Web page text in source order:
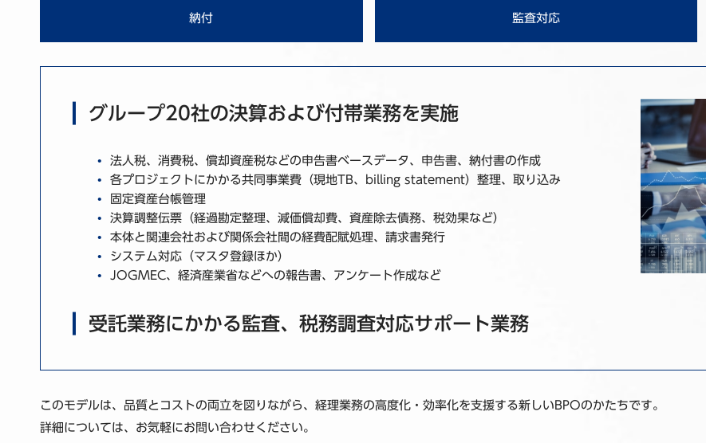
納付 監査対応
グループ20社の決算および付帯業務を実施
法人税、消費税、償却資産税などの申告書ベースデータ、申告書、納付書の作成
各プロジェクトにかかる共同事業費（現地TB、billing statement）整理、取り込み
固定資産台帳管理
決算調整伝票（経過勘定整理、減価償却費、資産除去債務、税効果など）
本体と関連会社および関係会社間の経費配賦処理、請求書発行
システム対応（マスタ登録ほか）
JOGMEC、経済産業省などへの報告書、アンケート作成など
受託業務にかかる監査、税務調査対応サポート業務
このモデルは、品質とコストの両立を図りながら、経理業務の高度化・効率化を支援する新しいBPOのかたちです。
詳細については、お気軽にお問い合わせください。